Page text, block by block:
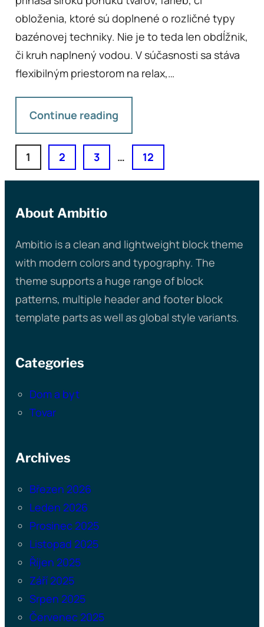
obloženia, ktoré sú doplnené o rozličné typy
bazénovej techniky. Nie je to teda len obdĺžnik,
či kruh naplnený vodou. V súčasnosti sa stáva
flexibilným priestorom na relax,…
Continue reading
1 2 3 … 12
About Ambitio
Ambitio is a clean and lightweight block theme
with modern colors and typography. The
theme supports a huge range of block
patterns, multiple header and footer block
template parts as well as global style variants.
Categories
Dom a byt
Tovar
Archives
Březen 2026
Leden 2026
Prosinec 2025
Listopad 2025
Říjen 2025
Září 2025
Srpen 2025
Červenec 2025